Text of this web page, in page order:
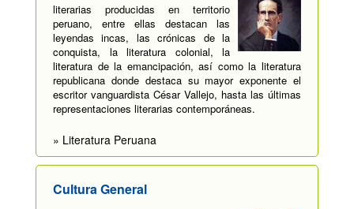
literarias producidas en territorio
peruano, entre ellas destacan las
leyendas incas, las crónicas de la
conquista, la literatura colonial, la
literatura de la emancipación, así como la literatura
republicana donde destaca su mayor exponente el
escritor vanguardista César Vallejo, hasta las últimas
representaciones literarias contemporáneas.
» Literatura Peruana
Cultura General